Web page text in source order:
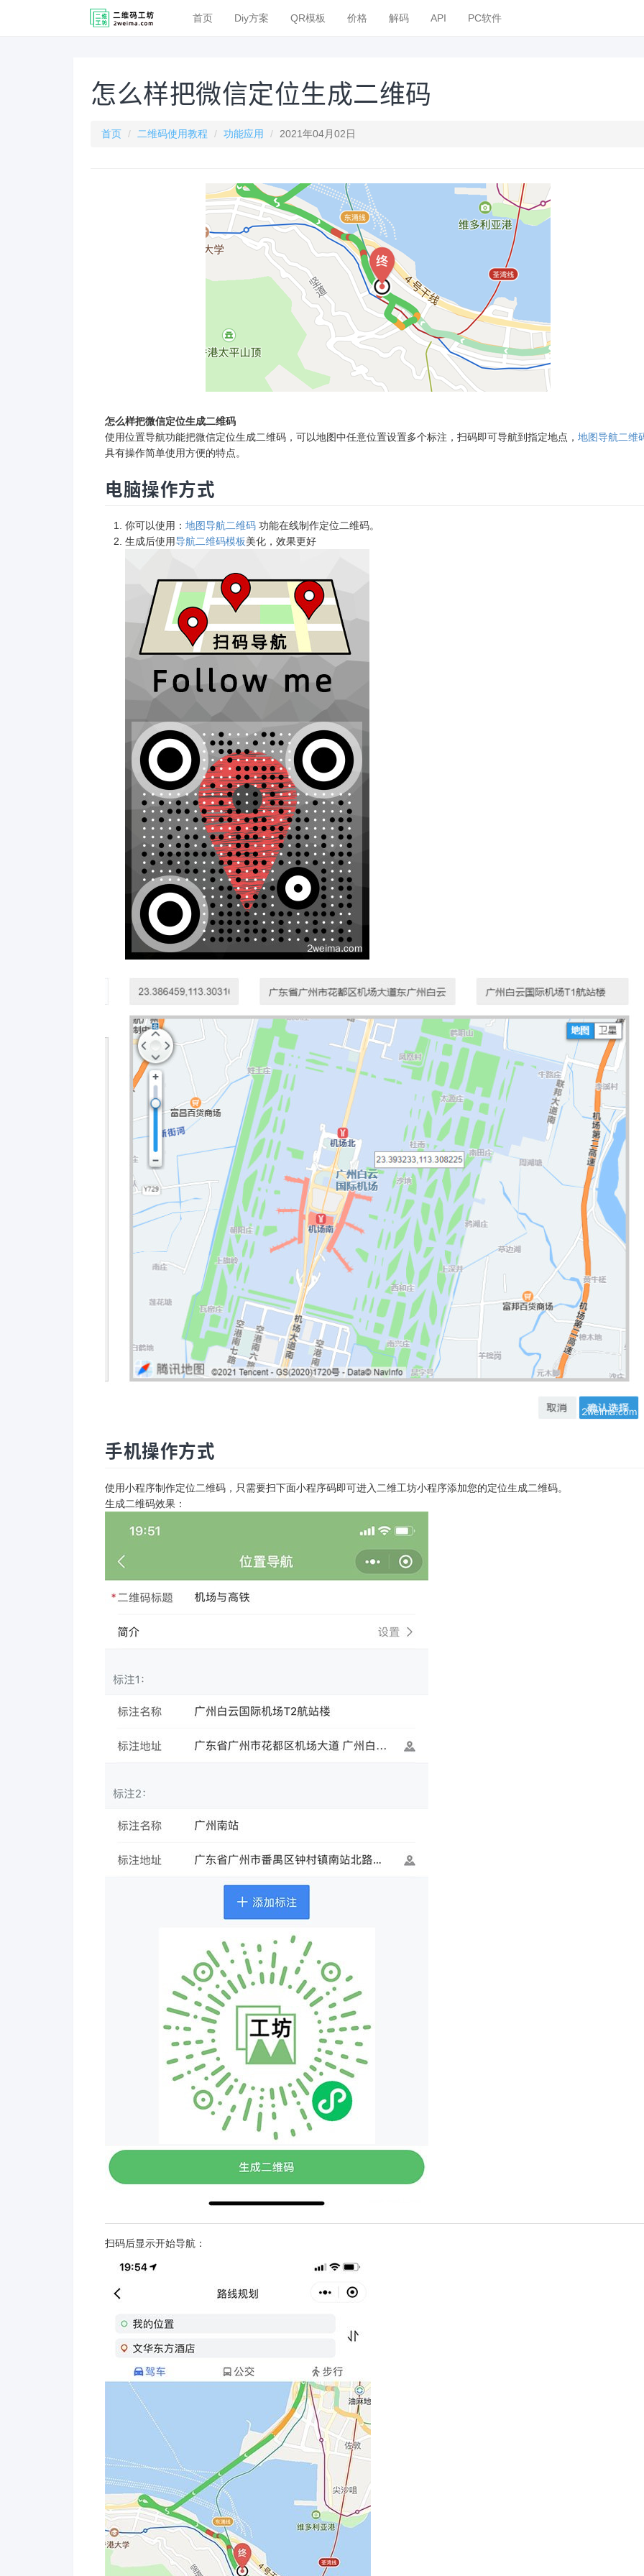
首页 Diy方案 QR模板 价格 解码 API PC软件
怎么样把微信定位生成二维码
首页 二维码使用教程 功能应用 2021年04月02日
怎么样把微信定位生成二维码
使用位置导航功能把微信定位生成二维码，可以地图中任意位置设置多个标注，扫码即可导航到指定地点， 地图导航二维
具有操作简单使用方便的特点。
电脑操作方式
你可以使用： 地图导航二维码 功能在线制作定位二维码。
生成后使用导航二维码模板美化，效果更好
手机操作方式
使用小程序制作定位二维码，只需要扫下面小程序码即可进入二维工坊小程序添加您的定位生成二维码。
生成二维码效果：
扫码后显示开始导航：